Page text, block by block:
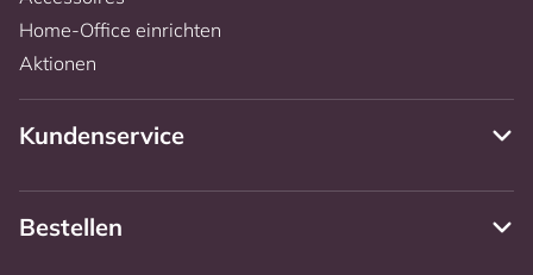
Home-Office einrichten
Aktionen
Kundenservice
Bestellen